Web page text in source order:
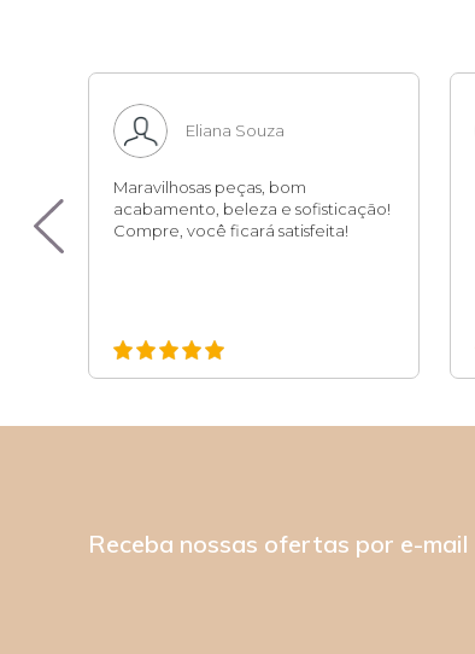
Eliana Souza
Maravilhosas peças, bom
acabamento, beleza e sofisticação!
Compre, você ficará satisfeita!
Receba nossas ofertas por e-mail